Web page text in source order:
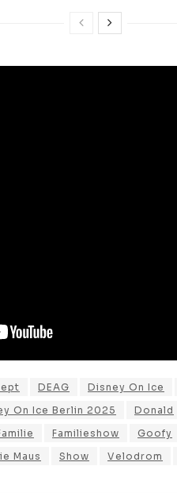
DEAG Disney On Ice
On Ice Berlin 2025 Donald
Familieshow Goofy
Maus Show Velodrom